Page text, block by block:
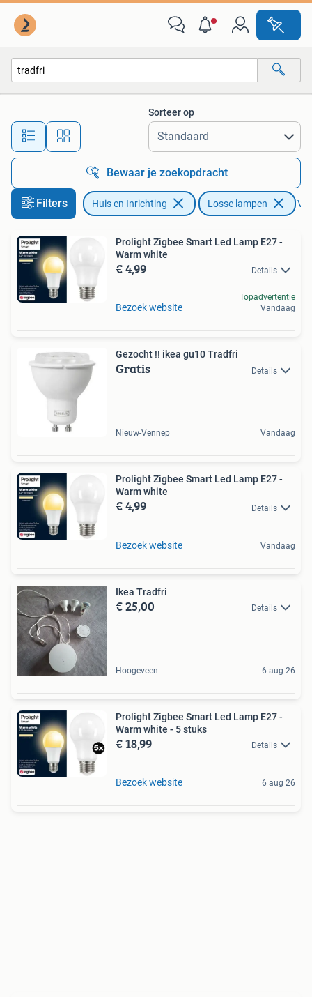
Alle afstanden…
Sorteer op
Bewaar je zoekopdracht
Filters Huis en Inrichting Losse lampen
Prolight Zigbee Smart Led Lamp E27 -
Warm white
€ 4,99 Details
Bezoek website
Topadvertentie
Vandaag
Gezocht !! ikea gu10 Tradfri
Gratis Details
Nieuw-Vennep Vandaag
Prolight Zigbee Smart Led Lamp E27 -
Warm white
€ 4,99 Details
Bezoek website Vandaag
Ikea Tradfri
€ 25,00 Details
Hoogeveen 6 aug 26
Prolight Zigbee Smart Led Lamp E27 -
Warm white - 5 stuks
€ 18,99 Details
Bezoek website 6 aug 26